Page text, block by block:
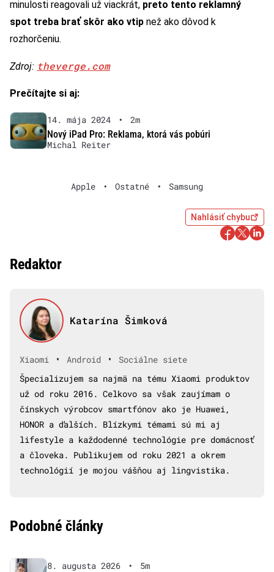
minulosti reagovali už viackrát, preto tento reklamný
spot treba brať skôr ako vtip než ako dôvod k
rozhorčeniu.
Zdroj: theverge.com
Prečítajte si aj:
14. mája 2024 •
2m
Nový iPad Pro: Reklama, ktorá vás pobúri
Michal Reiter
Apple • Ostatné • Samsung
Nahlásiť chybu
Redaktor
Katarína Šimková
Xiaomi • Android •
Sociálne siete
Špecializujem sa najmä na tému Xiaomi produktov
už od roku 2016. Celkovo sa však zaujímam o
čínskych výrobcov smartfónov ako je Huawei,
HONOR a ďalších. Blízkymi témami sú mi aj
lifestyle a každodenné technológie pre domácnosť
a človeka. Publikujem od roku 2021 a okrem
technológií je mojou vášňou aj lingvistika.
Podobné články
8. augusta 2026 •
5m